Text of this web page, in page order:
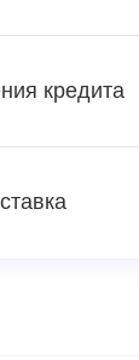
кредита